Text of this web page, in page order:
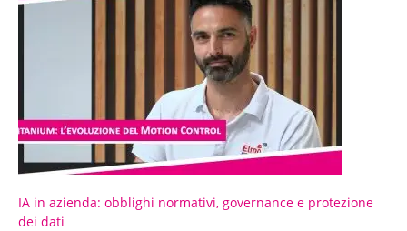
IA in azienda: obblighi normativi, governance e protezione
dei dati